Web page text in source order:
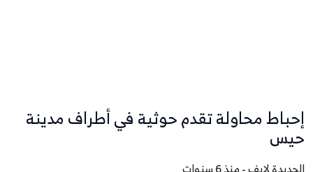
إحباط محاولة تقدم حوثية في أطراف مدينة
حيس